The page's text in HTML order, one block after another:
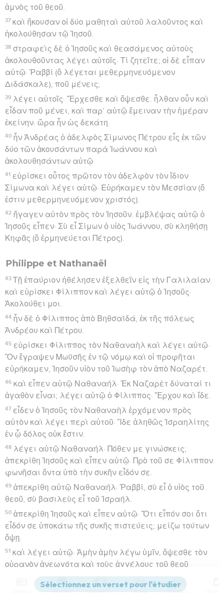
ἀμνὸς τοῦ θεοῦ.
37 καὶ ἤκουσαν οἱ δύο μαθηταὶ αὐτοῦ λαλοῦντος καὶ
ἠκολούθησαν τῷ Ἰησοῦ.
38 στραφεὶς δὲ ὁ Ἰησοῦς καὶ θεασάμενος αὐτοὺς
ἀκολουθοῦντας λέγει αὐτοῖς· Τί ζητεῖτε; οἱ δὲ εἶπαν
αὐτῷ· Ῥαββί (ὃ λέγεται μεθερμηνευόμενον
Διδάσκαλε), ποῦ μένεις;
39 λέγει αὐτοῖς· Ἔρχεσθε καὶ ὄψεσθε. ἦλθαν οὖν καὶ
εἶδαν ποῦ μένει, καὶ παρ’ αὐτῷ ἔμειναν τὴν ἡμέραν
ἐκείνην· ὥρα ἦν ὡς δεκάτη.
40 ἦν Ἀνδρέας ὁ ἀδελφὸς Σίμωνος Πέτρου εἷς ἐκ τῶν
δύο τῶν ἀκουσάντων παρὰ Ἰωάννου καὶ
ἀκολουθησάντων αὐτῷ·
41 εὑρίσκει οὗτος πρῶτον τὸν ἀδελφὸν τὸν ἴδιον
Σίμωνα καὶ λέγει αὐτῷ· Εὑρήκαμεν τὸν Μεσσίαν (ὅ
ἐστιν μεθερμηνευόμενον χριστός).
42 ἤγαγεν αὐτὸν πρὸς τὸν Ἰησοῦν. ἐμβλέψας αὐτῷ ὁ
Ἰησοῦς εἶπεν· Σὺ εἶ Σίμων ὁ υἱὸς Ἰωάννου, σὺ κληθήσῃ
Κηφᾶς (ὃ ἑρμηνεύεται Πέτρος).
Philippe et Nathanaël
43 Τῇ ἐπαύριον ἠθέλησεν ἐξελθεῖν εἰς τὴν Γαλιλαίαν.
καὶ εὑρίσκει Φίλιππον καὶ λέγει αὐτῷ ὁ Ἰησοῦς·
Ἀκολούθει μοι.
44 ἦν δὲ ὁ Φίλιππος ἀπὸ Βηθσαϊδά, ἐκ τῆς πόλεως
Ἀνδρέου καὶ Πέτρου.
45 εὑρίσκει Φίλιππος τὸν Ναθαναὴλ καὶ λέγει αὐτῷ·
Ὃν ἔγραψεν Μωϋσῆς ἐν τῷ νόμῳ καὶ οἱ προφῆται
εὑρήκαμεν, Ἰησοῦν υἱὸν τοῦ Ἰωσὴφ τὸν ἀπὸ Ναζαρέτ.
46 καὶ εἶπεν αὐτῷ Ναθαναήλ· Ἐκ Ναζαρὲτ δύναταί τι
ἀγαθὸν εἶναι; λέγει αὐτῷ ὁ Φίλιππος· Ἔρχου καὶ ἴδε.
47 εἶδεν ὁ Ἰησοῦς τὸν Ναθαναὴλ ἐρχόμενον πρὸς
αὐτὸν καὶ λέγει περὶ αὐτοῦ· Ἴδε ἀληθῶς Ἰσραηλίτης
ἐν ᾧ δόλος οὐκ ἔστιν.
48 λέγει αὐτῷ Ναθαναήλ· Πόθεν με γινώσκεις;
ἀπεκρίθη Ἰησοῦς καὶ εἶπεν αὐτῷ· Πρὸ τοῦ σε Φίλιππον
φωνῆσαι ὄντα ὑπὸ τὴν συκῆν εἶδόν σε.
49 ἀπεκρίθη αὐτῷ Ναθαναήλ· Ῥαββί, σὺ εἶ ὁ υἱὸς τοῦ
θεοῦ, σὺ βασιλεὺς εἶ τοῦ Ἰσραήλ.
50 ἀπεκρίθη Ἰησοῦς καὶ εἶπεν αὐτῷ· Ὅτι εἶπόν σοι ὅτι
εἶδόν σε ὑποκάτω τῆς συκῆς πιστεύεις; μείζω τούτων
ὄψῃ.
51 καὶ λέγει αὐτῷ· Ἀμὴν ἀμὴν λέγω ὑμῖν, ὄψεσθε τὸν
οὐρανὸν ἀνεῳγότα καὶ τοὺς ἀγγέλους τοῦ θεοῦ
ἀναβαίνοντας καὶ καταβαίνοντας ἐπὶ τὸν υἱὸν τοῦ
ἀνθρώπου.
Versions Commentaires Strong